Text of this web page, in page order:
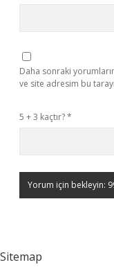
Daha sonraki
ve site adresim bu
5 + 3 kaçtır?*
Sitemap